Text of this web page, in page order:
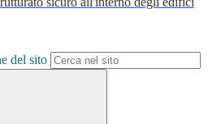
del sito